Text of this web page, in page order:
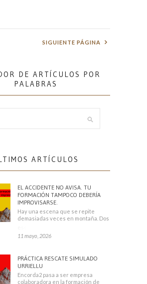
SIGUIENTE PÁGINA
DE ARTÍCULOS POR
PALABRAS
ARTÍCULOS
EL ACCIDENTE NO AVISA. TU
FORMACIÓN TAMPOCO DEBERÍA
IMPROVISARSE.
Hay una escena que se repite
demasiadas veces en montaña. Dos
11 mayo, 2026
PRÁCTICA RESCATE SIMULADO
URRIELLU
Encorda2 pasa a ser empresa
colaboradora en la formación de